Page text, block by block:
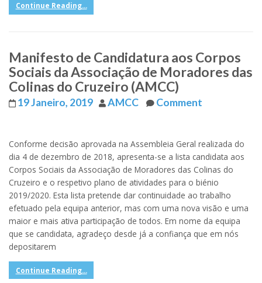
Continue Reading...
Manifesto de Candidatura aos Corpos
Sociais da Associação de Moradores das
Colinas do Cruzeiro (AMCC)
19 Janeiro, 2019 AMCC Comment
Conforme decisão aprovada na Assembleia Geral realizada do
dia 4 de dezembro de 2018, apresenta-se a lista candidata aos
Corpos Sociais da Associação de Moradores das Colinas do
Cruzeiro e o respetivo plano de atividades para o biénio
2019/2020. Esta lista pretende dar continuidade ao trabalho
efetuado pela equipa anterior, mas com uma nova visão e uma
maior e mais ativa participação de todos. Em nome da equipa
que se candidata, agradeço desde já a confiança que em nós
depositarem
Continue Reading...